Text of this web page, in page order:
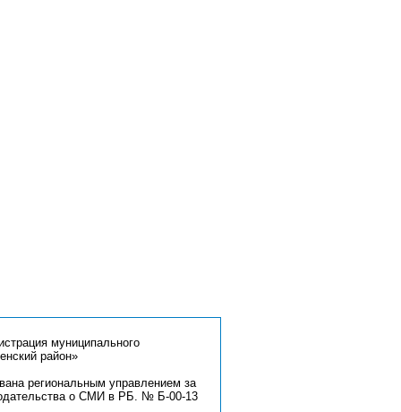
муниципального
район»
региональным управлением за
о СМИ в РБ. № Б-00-13